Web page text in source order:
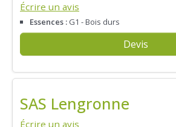
Écrire un avis
Essences : G1 - Bois durs
Devis
SAS Lengronne
Écrire un avis